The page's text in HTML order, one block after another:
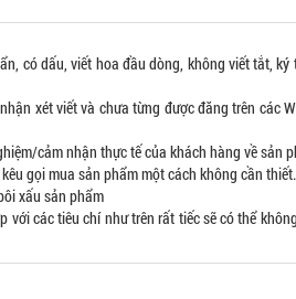
có dấu, viết hoa đầu dòng, không viết tắt, ký
xét viết và chưa từng được đăng trên các
cảm nhận thực tế của khách hàng về sản
gọi mua sản phẩm một cách không cần thiết.
xấu sản phẩm
với các tiêu chí như trên rất tiếc sẽ có thể